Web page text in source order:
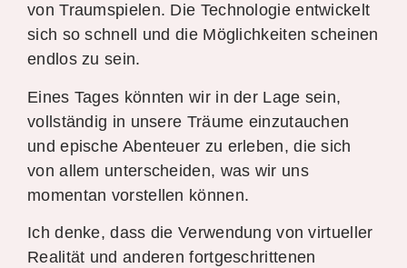
von Traumspielen. Die Technologie entwickelt
sich so schnell und die Möglichkeiten scheinen
endlos zu sein.
Eines Tages könnten wir in der Lage sein,
vollständig in unsere Träume einzutauchen
und epische Abenteuer zu erleben, die sich
von allem unterscheiden, was wir uns
momentan vorstellen können.
Ich denke, dass die Verwendung von virtueller
Realität und anderen fortgeschrittenen